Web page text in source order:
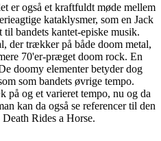
er også et kraftfuldt møde mellem
kataklysmer, som en Jack
bandets kantet-episke musik.
der trækker på både doom metal,
70'er-præget doom rock. En
doomy elementer betyder dog
som bandets øvrige tempo.
og et varieret tempo, nu og da
kan da også se referencer til den
Rides a Horse.